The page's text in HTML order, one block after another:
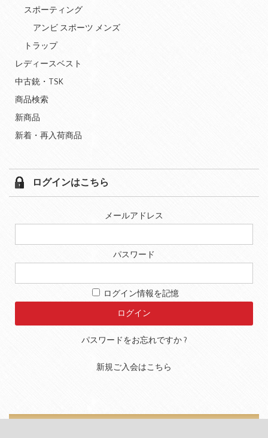
スポーティング
アンビ スポーツ メンズ
トラップ
レディースベスト
中古銃・TSK
商品検索
新商品
新着・再入荷商品
ログインはこちら
メールアドレス
パスワード
ログイン情報を記憶
パスワードをお忘れですか ?
新規ご入会はこちら